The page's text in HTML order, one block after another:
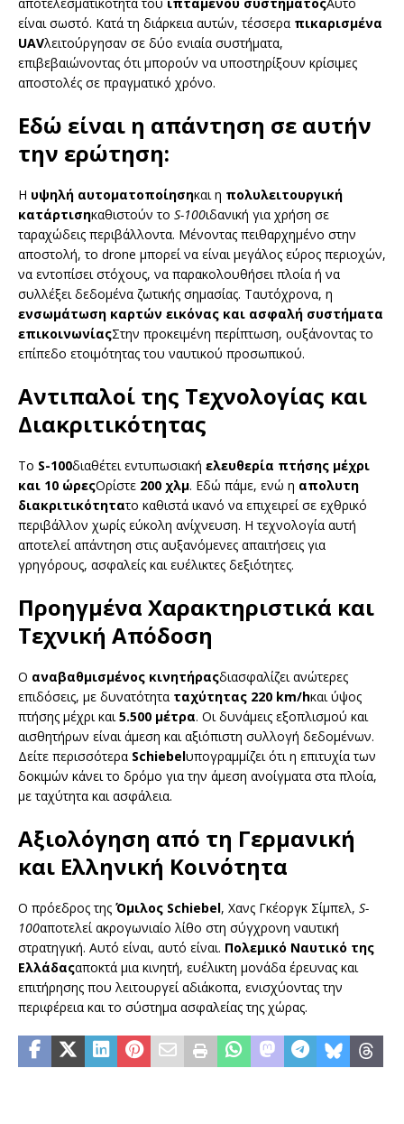
είναι σωστό. Κατά τη διάρκεια αυτών, τέσσερα πικαρισμένα
UAVλειτούργησαν σε δύο ενιαία συστήματα,
επιβεβαιώνοντας ότι μπορούν να υποστηρίξουν κρίσιμες
αποστολές σε πραγματικό χρόνο.
Εδώ είναι η απάντηση σε αυτήν
την ερώτηση:
Η υψηλή αυτοματοποίησηκαι η πολυλειτουργική
κατάρτισηκαθιστούν το S-100ιδανική για χρήση σε
ταραχώδεις περιβάλλοντα. Μένοντας πειθαρχημένο στην
αποστολή, το drone μπορεί να είναι μεγάλος εύρος περιοχών,
να εντοπίσει στόχους, να παρακολουθήσει πλοία ή να
συλλέξει δεδομένα ζωτικής σημασίας. Ταυτόχρονα, η
ενσωμάτωση καρτών εικόνας και ασφαλή συστήματα
επικοινωνίαςΣτην προκειμένη περίπτωση, ουξάνοντας το
επίπεδο ετοιμότητας του ναυτικού προσωπικού.
Αντιπαλοί της Τεχνολογίας και
Διακριτικότητας
Το S-100διαθέτει εντυπωσιακή ελευθερία πτήσης μέχρι
και 10 ώρεςΟρίστε 200 χλμ. Εδώ πάμε, ενώ η απολυτη
διακριτικότητατο καθιστά ικανό να επιχειρεί σε εχθρικό
περιβάλλον χωρίς εύκολη ανίχνευση. Η τεχνολογία αυτή
αποτελεί απάντηση στις αυξανόμενες απαιτήσεις για
γρηγόρους, ασφαλείς και ευέλικτες δεξιότητες.
Προηγμένα Χαρακτηριστικά και
Τεχνική Απόδοση
Ο αναβαθμισμένος κινητήραςδιασφαλίζει ανώτερες
επιδόσεις, με δυνατότητα ταχύτητας 220 km/hκαι ύψος
πτήσης μέχρι και5.500 μέτρα. Οι δυνάμεις εξοπλισμού και
αισθητήρων είναι άμεση και αξιόπιστη συλλογή δεδομένων.
Δείτε περισσότερα Schiebelυπογραμμίζει ότι η επιτυχία των
δοκιμών κάνει το δρόμο για την άμεση ανοίγματα στα πλοία,
με ταχύτητα και ασφάλεια.
Αξιολόγηση από τη Γερμανική
και Ελληνική Κοινότητα
Ο πρόεδρος της Όμιλος Schiebel, Χανς Γκέοργκ Σίμπελ, S-
100αποτελεί ακρογωνιαίο λίθο στη σύγχρονη ναυτική
στρατηγική. Αυτό είναι, αυτό είναι. Πολεμικό Ναυτικό της
Ελλάδαςαποκτά μια κινητή, ευέλικτη μονάδα έρευνας και
επιτήρησης που λειτουργεί αδιάκοπα, ενισχύοντας την
περιφέρεια και το σύστημα ασφαλείας της χώρας.